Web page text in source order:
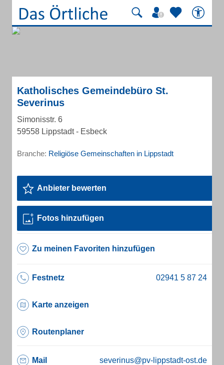
Katholisches Gemeindebüro St.
Severinus
Simonisstr. 6
59558 Lippstadt - Esbeck
Branche: Religiöse Gemeinschaften in Lippstadt
Anbieter bewerten
Fotos hinzufügen
Zu meinen Favoriten hinzufügen
Festnetz
Karte anzeigen
Routenplaner
Mail severinus@pv-lippstadt-ost.de